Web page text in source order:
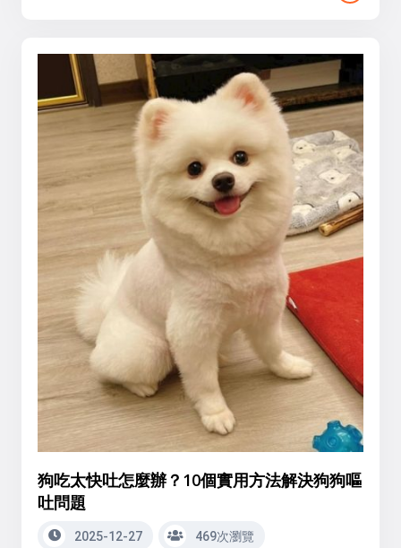
狗吃太快吐怎麼辦？10個實用方法解決狗狗嘔
吐問題
2025-12-27 469次瀏覽